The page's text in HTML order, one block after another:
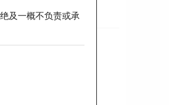
及一概不负责或承